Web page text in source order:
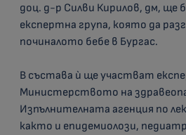
доц. д-р Силви Кирилов, дм, ще
експертна група, която да
починалото бебе в Бургас.
В състава ѝ ще участват
Министерството на
Изпълнителната агенция по
както и епидемиолози,